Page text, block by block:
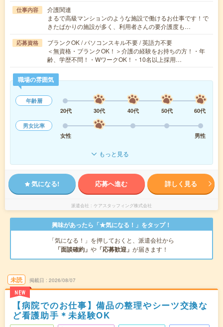
仕事内容
介護関連
まるで高級マンションのような施設で働けるお仕事です！で
きたばかりの施設が多く、利用者さんの要介護度も…
応募資格
ブランクOK / パソコンスキル不要 / 英語力不要
＜無資格・ブランクOK！＞介護の経験をお持ちの方！・年
齢、学歴不問！・WワークOK！・10名以上採用…
職場の雰囲気
年齢層
20代
30代 40代 50代
60代
男女比率
女性
男性
もっと見る
気になる! 応募へ進む 詳しく見る
派遣会社 ケアスタッフィング株式会社
興味があったら「★気になる！」をタップ！
「気になる！」を押しておくと、派遣会社から
「面談確約」 や 「応募歓迎」 が届きます！
未読
NEW
掲載日 2026/08/07
【病院でのお仕事】備品の整理やシーツ交換な
ど看護助手＊未経験OK